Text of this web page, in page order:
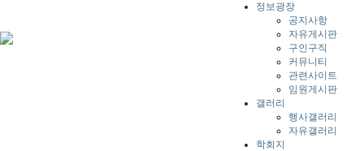
정보광장
공지사항
자유게시판
구인구직
커뮤니티
관련사이트
임원게시판
갤러리
행사갤러리
자유갤러리
학회지